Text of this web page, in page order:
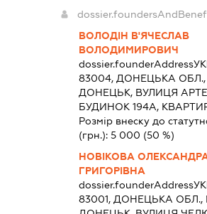
ВОЛОДІН В'ЯЧЕСЛАВ
ВОЛОДИМИРОВИЧ
dossier.founderAddress
83004, ДОНЕЦЬКА ОБЛ.,
ДОНЕЦЬК, ВУЛИЦЯ
БУДИНОК 194А,
Розмір внеску до
(грн.): 5 000 (50 %)
НОВІКОВА
ГРИГОРІВНА
dossier.founderAddress
83001, ДОНЕЦЬКА ОБЛ.,